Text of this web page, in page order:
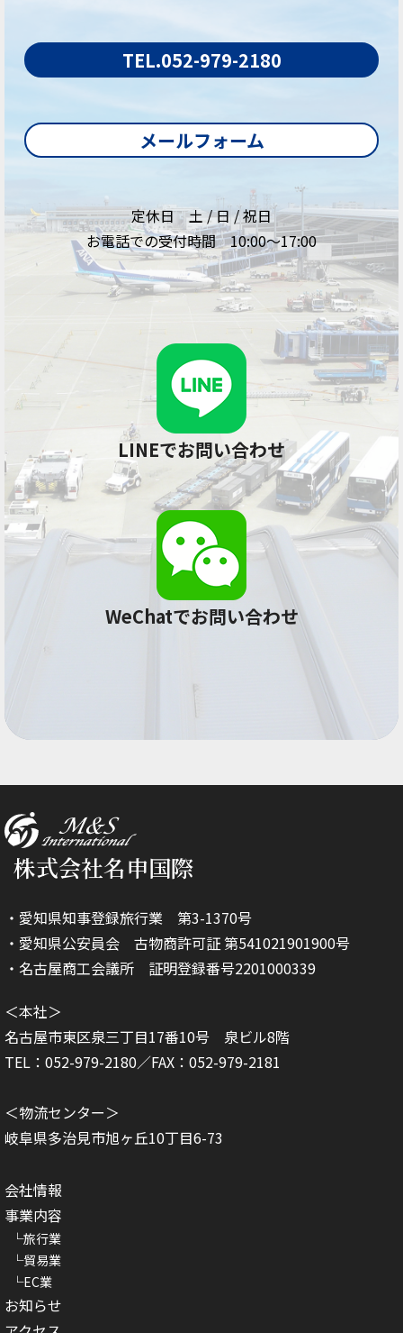
TEL.052-979-2180
メールフォーム
定休日 土 / 日 / 祝日
お電話での受付時間 10:00～17:00
LINEでお問い合わせ
WeChatでお問い合わせ
株式会社名申国際
・愛知県知事登録旅行業 第3-1370号
・愛知県公安員会 古物商許可証 第541021901900号
・名古屋商工会議所 証明登録番号2201000339
＜本社＞
名古屋市東区泉三丁目17番10号 泉ビル8階
TEL：052-979-2180／FAX：052-979-2181
＜物流センター＞
岐阜県多治見市旭ヶ丘10丁目6-73
会社情報
事業内容
旅行業
貿易業
EC業
お知らせ